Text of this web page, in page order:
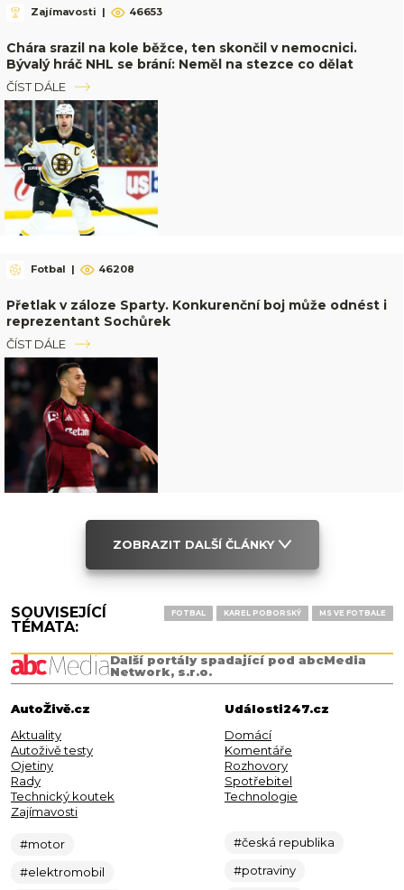
Zajímavosti | 46653
Chára srazil na kole běžce, ten skončil v nemocnici.
Bývalý hráč NHL se brání: Neměl na stezce co dělat
ČÍST DÁLE
Fotbal | 46208
Přetlak v záloze Sparty. Konkurenční boj může odnést i
reprezentant Sochůrek
ČÍST DÁLE
ZOBRAZIT DALŠÍ ČLÁNKY
SOUVISEJÍCÍ
TÉMATA:
FOTBAL KAREL POBORSKÝ MS VE FOTBALE
Další portály spadající pod abcMedia
Network, s.r.o.
AutoŽivě.cz
Aktuality
Autoživě testy
Ojetiny
Rady
Technický koutek
Zajímavosti
#motor
#elektromobil
Události247.cz
Domácí
Komentáře
Rozhovory
Spotřebitel
Technologie
#česká republika
#potraviny